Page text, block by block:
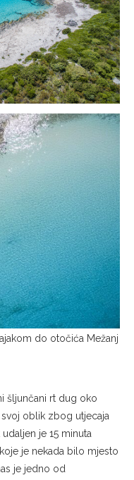
do otočića Mežanj
šljunčani rt dug oko
oblik zbog utjecaja
je 15 minuta
je nekada bilo mjesto
je jedno od